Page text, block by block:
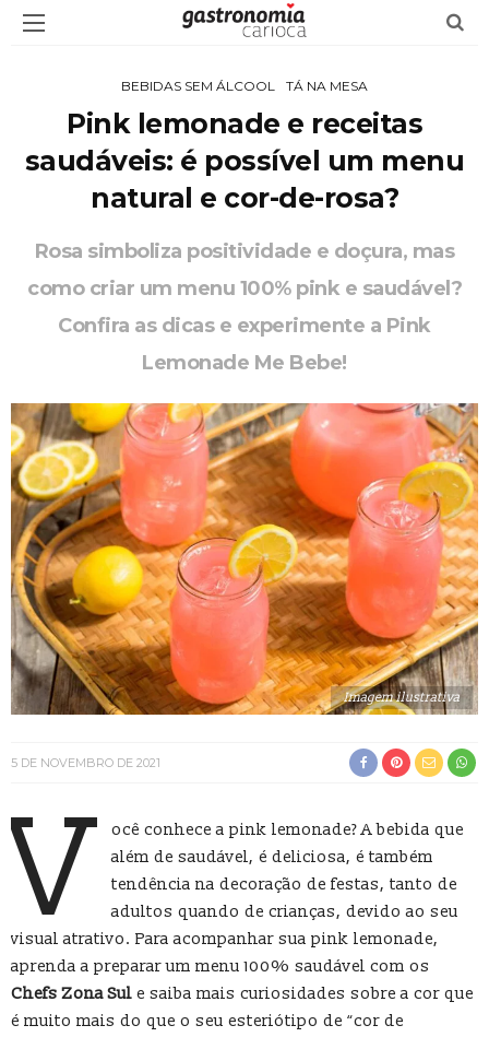
BEBIDAS SEM ÁLCOOL TÁ NA MESA
Pink lemonade e receitas
saudáveis: é possível um menu
natural e cor-de-rosa?
Rosa simboliza positividade e doçura, mas
como criar um menu 100% pink e saudável?
Confira as dicas e experimente a Pink
Lemonade Me Bebe!
Imagem ilustrativa
5 DE NOVEMBRO DE 2021
V
ocê conhece a pink lemonade? A bebida que
além de saudável, é deliciosa, é também
tendência na decoração de festas, tanto de
adultos quando de crianças, devido ao seu
visual atrativo. Para acompanhar sua pink lemonade,
aprenda a preparar um menu 100% saudável com os
Chefs Zona Sul e saiba mais curiosidades sobre a cor que
é muito mais do que o seu esteriótipo de “cor de